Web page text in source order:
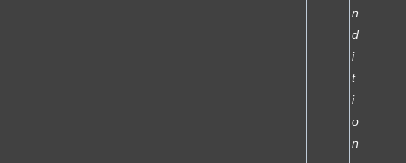
n
d
i
t
i
o
n